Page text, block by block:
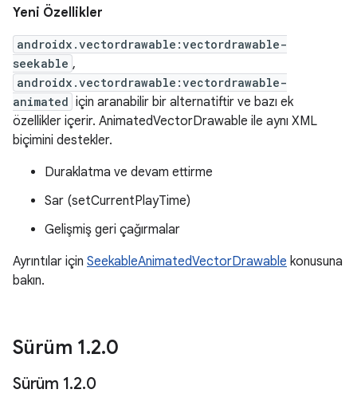
Yeni Özellikler
androidx.vectordrawable:vectordrawable-
seekable ,
androidx.vectordrawable:vectordrawable-
animated için aranabilir bir alternatiftir ve bazı ek
özellikler içerir. AnimatedVectorDrawable ile aynı XML
biçimini destekler.
Duraklatma ve devam ettirme
Sar (setCurrentPlayTime)
Gelişmiş geri çağırmalar
Ayrıntılar için SeekableAnimatedVectorDrawable konusuna
bakın.
Sürüm 1.2.0
Sürüm 1.2.0